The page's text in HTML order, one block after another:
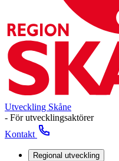
Utveckling Skåne
- För utvecklingsaktörer
Kontakt
Regional utveckling